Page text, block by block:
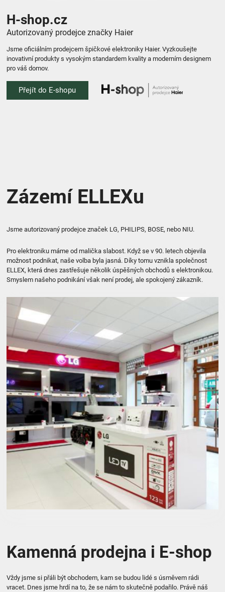
H-shop.cz
Autorizovaný prodejce značky Haier
Jsme oficiálním prodejcem špičkové elektroniky Haier. Vyzkoušejte
inovativní produkty s vysokým standardem kvality a moderním designem
pro váš domov.
Přejít do E-shopu
Zázemí ELLEXu
Jsme autorizovaný prodejce značek LG, PHILIPS, BOSE, nebo NIU.
Pro elektroniku máme od malička slabost. Když se v 90. letech objevila
možnost podnikat, naše volba byla jasná. Díky tomu vznikla společnost
ELLEX, která dnes zastřešuje několik úspěšných obchodů s elektronikou.
Smyslem našeho podnikání však není prodej, ale spokojený zákazník.
Kamenná prodejna i E-shop
Vždy jsme si přáli být obchodem, kam se budou lidé s úsměvem rádi
vracet. Dnes jsme hrdí na to, že se nám to skutečně podařilo. Právě náš